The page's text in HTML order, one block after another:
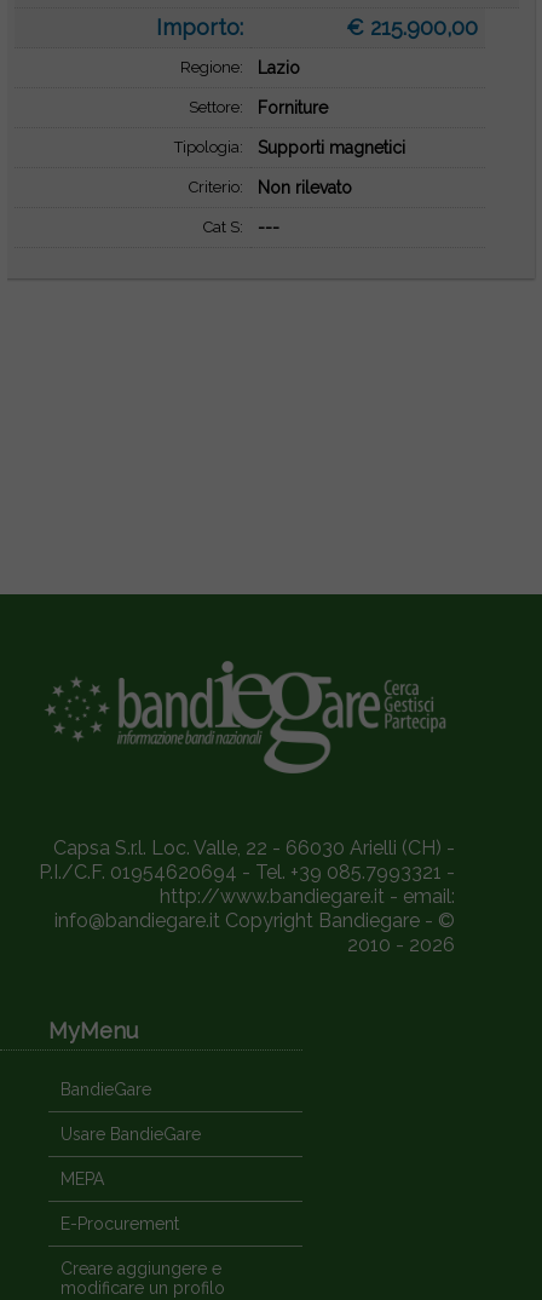
Importo: € 215.900,00
Regione: Lazio
Settore: Forniture
Tipologia: Supporti magnetici
Criterio: Non rilevato
Cat S: ---
Capsa S.r.l. Loc. Valle, 22 - 66030 Arielli (CH) -
P.I./C.F. 01954620694 - Tel. +39 085.7993321 -
http://www.bandiegare.it - email:
info@bandiegare.it Copyright Bandiegare - ©
2010 - 2026
MyMenu
BandieGare
Usare BandieGare
MEPA
E-Procurement
Creare aggiungere e
modificare un profilo